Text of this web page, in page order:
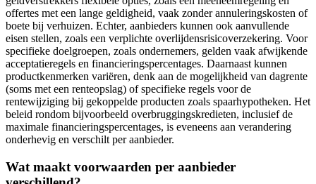
offertes met een lange geldigheid, vaak zonder annuleringskosten of
boete bij verhuizen. Echter, aanbieders kunnen ook aanvullende
eisen stellen, zoals een verplichte overlijdensrisicoverzekering. Voor
specifieke doelgroepen, zoals ondernemers, gelden vaak afwijkende
acceptatieregels en financieringspercentages. Daarnaast kunnen
productkenmerken variëren, denk aan de mogelijkheid van dagrente
(soms met een renteopslag) of specifieke regels voor de
rentewijziging bij gekoppelde producten zoals spaarhypotheken. Het
beleid rondom bijvoorbeeld overbruggingskredieten, inclusief de
maximale financieringspercentages, is eveneens aan verandering
onderhevig en verschilt per aanbieder.
Wat maakt voorwaarden per aanbieder